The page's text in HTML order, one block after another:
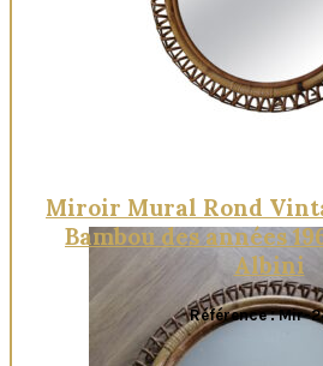
Miroir Mural Rond
Bambou des années
Albini
Référence : Mir-